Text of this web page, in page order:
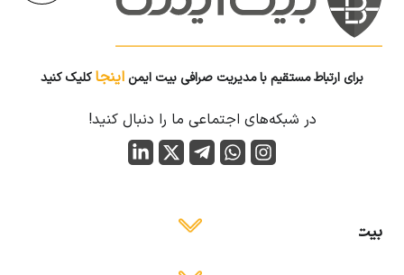
برای ارتباط مستقیم با مدیریت صرافی بیت ایمن اینجاکلیک کنید
در شبکه‌های اجتماعی ما را دنبال کنید!
بیت ایمن